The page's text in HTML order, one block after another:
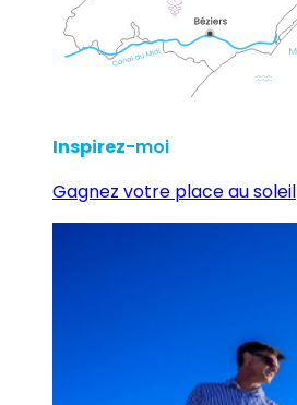
Inspirez-moi
Gagnez votre place au soleil